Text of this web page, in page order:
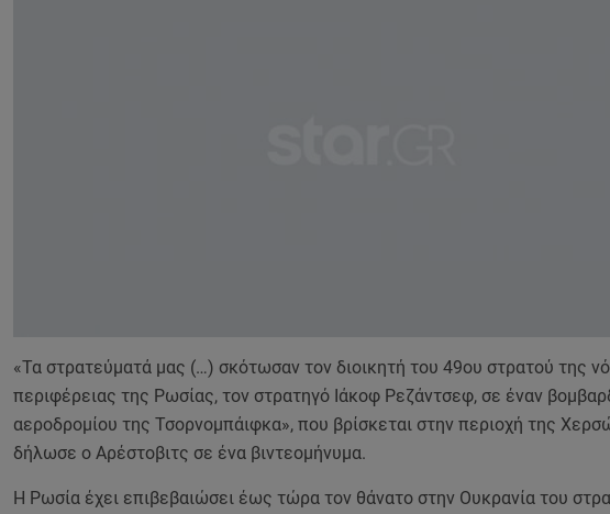
«Τα στρατεύματά μας (…) σκότωσαν τον διοικητή του 49ου στρατού της
περιφέρειας της Ρωσίας, τον στρατηγό Ιάκοφ Ρεζάντσεφ, σε έναν
αεροδρομίου της Τσορνομπάιφκα», που βρίσκεται στην περιοχή της
δήλωσε ο Αρέστοβιτς σε ένα βιντεομήνυμα.
Η Ρωσία έχει επιβεβαιώσει έως τώρα τον θάνατο στην Ουκρανία του